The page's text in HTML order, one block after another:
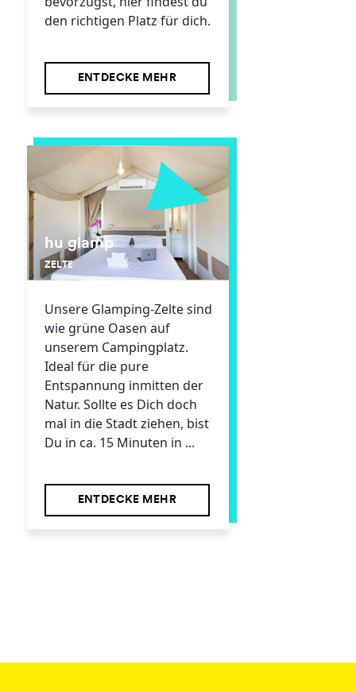
den richtigen Platz für dich.
ENTDECKE MEHR
hu glamp
ZELTE
Unsere Glamping-Zelte sind
wie grüne Oasen auf
unserem Campingplatz.
Ideal für die pure
Entspannung inmitten der
Natur. Sollte es Dich doch
mal in die Stadt ziehen, bist
Du in ca. 15 Minuten in ...
ENTDECKE MEHR